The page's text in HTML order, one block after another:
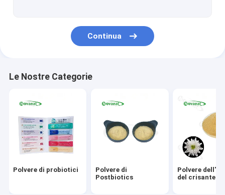
Goji Berry Extract Powder
Polvere istantanea dell'estratto del tè
La polvere di ortaggio da frutto
Erbe secche organiche
Continua
Le Nostre Categorie
Polvere di probiotici
Polvere di
Postbiotics
Polvere
del